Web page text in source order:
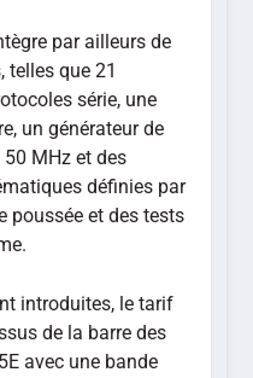
par ailleurs de
que 21
série, une
un générateur de
50 MHz et des
définies par
poussée et des tests
introduites, le tarif
de la barre des
avec une bande